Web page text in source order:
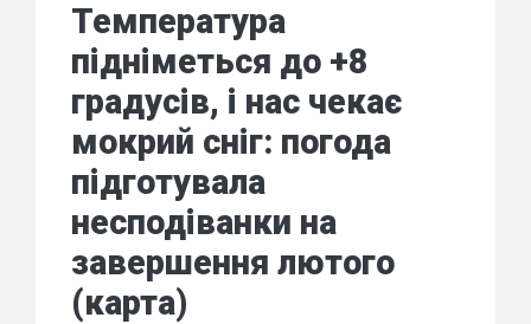
Температура
підніметься до +8
градусів, і нас чекає
мокрий сніг: погода
підготувала
несподіванки на
завершення лютого
(карта)